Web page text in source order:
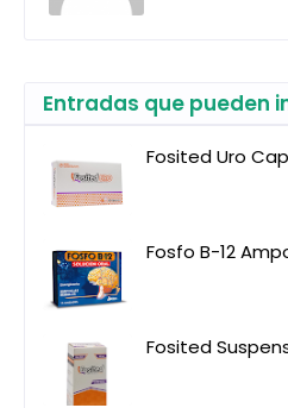
Entradas que pueden
Fosited Uro
Fosfo B-12
Fosited